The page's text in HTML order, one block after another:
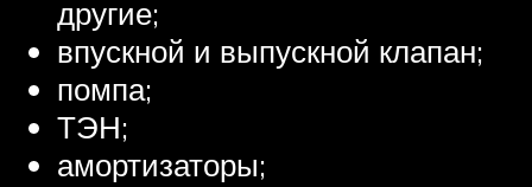
другие;
впускной и выпускной клапан;
помпа;
ТЭН;
амортизаторы;